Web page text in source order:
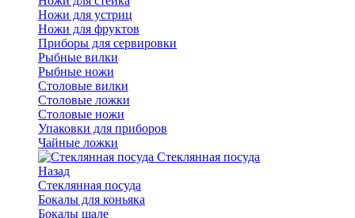
Ножи для устриц
Ножи для фруктов
Приборы для сервировки
Рыбные вилки
Рыбные ножи
Столовые вилки
Столовые ложки
Столовые ножи
Упаковки для приборов
Чайные ложки
Стеклянная посуда
Назад
Стеклянная посуда
Бокалы для коньяка
Бокалы шале